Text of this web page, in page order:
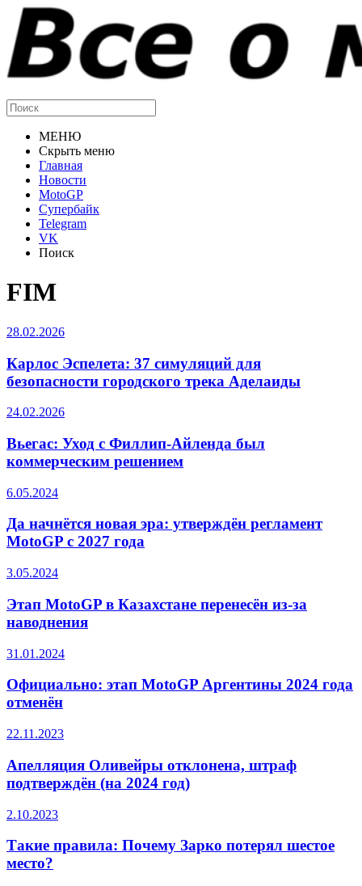
МЕНЮ
Скрыть меню
Главная
Новости
MotoGP
Супербайк
Telegram
VK
Поиск
FIM
28.02.2026
Карлос Эспелета: 37 симуляций для
безопасности городского трека Аделаиды
24.02.2026
Вьегас: Уход с Филлип-Айленда был
коммерческим решением
6.05.2024
Да начнётся новая эра: утверждён регламент
MotoGP с 2027 года
3.05.2024
Этап MotoGP в Казахстане перенесён из-за
наводнения
31.01.2024
Официально: этап MotoGP Аргентины 2024 года
отменён
22.11.2023
Апелляция Оливейры отклонена, штраф
подтверждён (на 2024 год)
2.10.2023
Такие правила: Почему Зарко потерял шестое
место?